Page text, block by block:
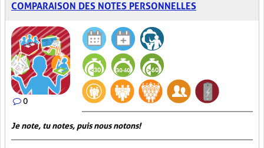
COMPARAISON DES NOTES PERSONNELLES
0
Je note, tu notes, puis nous notons!